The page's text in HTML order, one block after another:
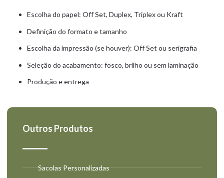
Escolha do papel: Off Set, Duplex, Triplex ou Kraft
Definição do formato e tamanho
Escolha da impressão (se houver): Off Set ou serigrafia
Seleção do acabamento: fosco, brilho ou sem laminação
Produção e entrega
Outros Produtos
Sacolas Personalizadas